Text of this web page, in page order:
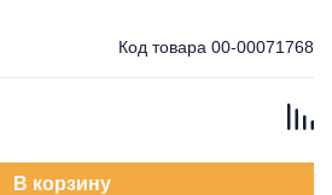
Код товара 00-00071768
В корзину